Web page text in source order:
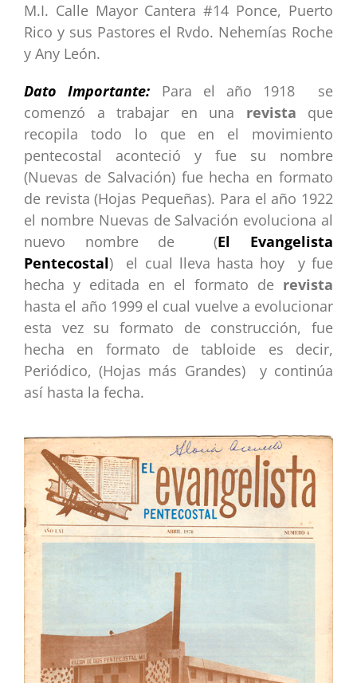
M.I. Calle Mayor Cantera #14 Ponce, Puerto
Rico y sus Pastores el Rvdo. Nehemías Roche
y Any León.
Dato Importante: Para el año 1918 se
comenzó a trabajar en una revista que
recopila todo lo que en el movimiento
pentecostal aconteció y fue su nombre
(Nuevas de Salvación) fue hecha en formato
de revista (Hojas Pequeñas). Para el año 1922
el nombre Nuevas de Salvación evoluciona al
nuevo nombre de (El Evangelista
Pentecostal) el cual lleva hasta hoy y fue
hecha y editada en el formato de revista
hasta el año 1999 el cual vuelve a evolucionar
esta vez su formato de construcción, fue
hecha en formato de tabloide es decir,
Periódico, (Hojas más Grandes) y continúa
así hasta la fecha.